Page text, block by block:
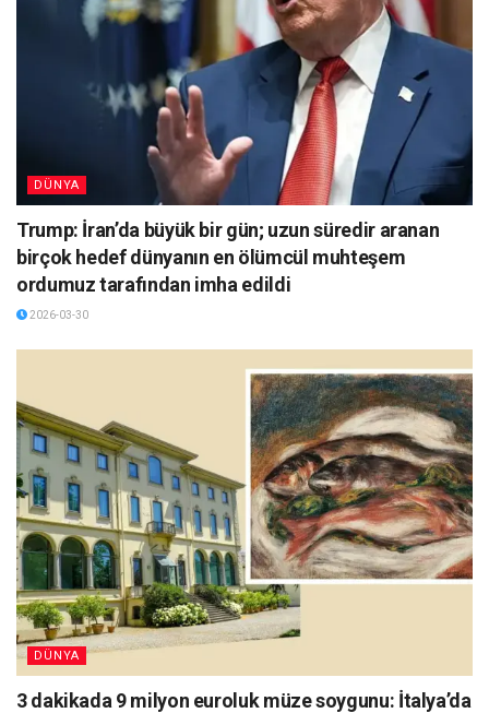
DÜNYA
Trump: İran’da büyük bir gün; uzun süredir aranan
birçok hedef dünyanın en ölümcül muhteşem
ordumuz tarafından imha edildi
2026-03-30
DÜNYA
3 dakikada 9 milyon euroluk müze soygunu: İtalya’da